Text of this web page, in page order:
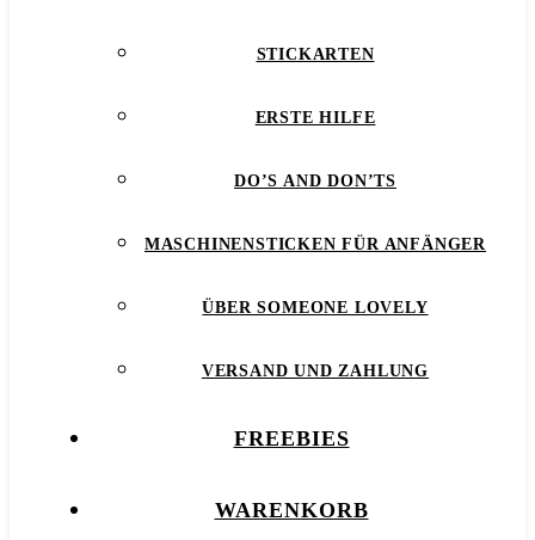
STICKARTEN
ERSTE HILFE
DO’S AND DON’TS
MASCHINENSTICKEN FÜR ANFÄNGER
ÜBER SOMEONE LOVELY
VERSAND UND ZAHLUNG
FREEBIES
WARENKORB